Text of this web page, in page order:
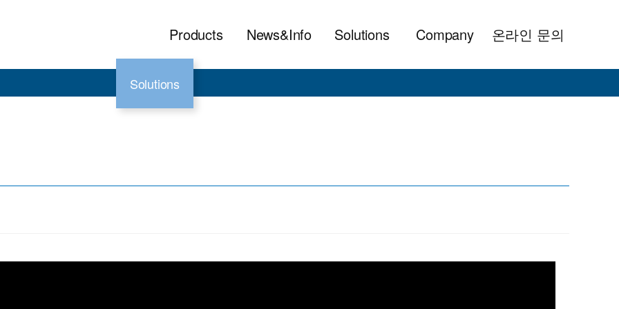
Products News&Info Solutions Company 온라인 문의
Solutions